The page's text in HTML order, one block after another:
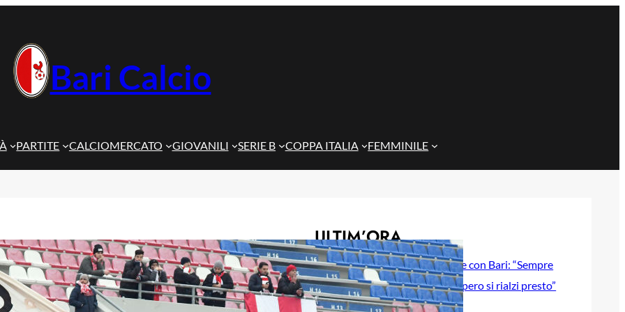
Bari Calcio
PARTITE CALCIOMERCATO GIOVANILI SERIE B COPPA ITALIA FEMMINILE
ULTIM’ORA
Gazzi e il legame con Bari: “Sempre
nel mio cuore, spero si rialzi presto”
29 Maggio 2026